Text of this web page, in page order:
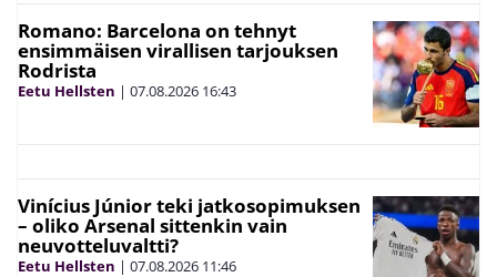
Romano: Barcelona on tehnyt
ensimmäisen virallisen tarjouksen
Rodrista
Eetu Hellsten | 07.08.2026 16:43
Vinícius Júnior teki jatkosopimuksen
– oliko Arsenal sittenkin vain
neuvotteluvaltti?
Eetu Hellsten | 07.08.2026 11:46